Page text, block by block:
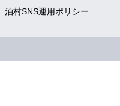
泊村SNS運用ポリシー